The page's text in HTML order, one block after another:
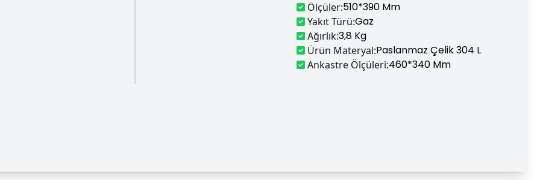
Ölçüler:510*390 Mm
Yakıt Türü:Gaz
Ağırlık:3,8 Kg
Ürün Materyal:Paslanmaz Çelik 304 L
Ankastre Ölçüleri:460*340 Mm